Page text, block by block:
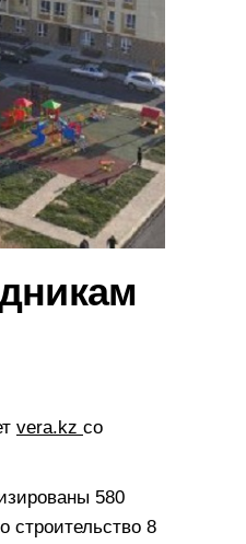
vera.kz со
580
строительство 8